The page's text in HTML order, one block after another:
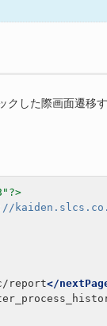
クした際画面遷移
report</